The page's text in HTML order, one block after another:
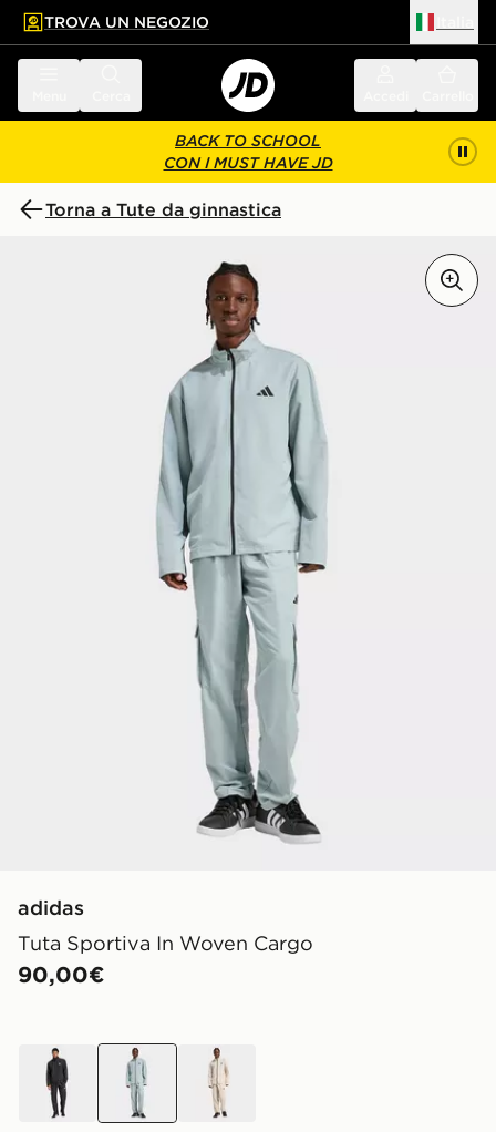
principale
a fondo pagina
TROVA UN NEGOZIO
BACK TO SCHOOL
CON I MUST HAVE JD
Torna a Tute da ginnastica
adidas
Tuta Sportiva In Woven Cargo
90,00€
nero Verde beige